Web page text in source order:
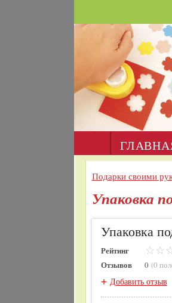
Подарки своими
Упаковка
Упаковка
Рейтинг
Отзывов 0(0
+ Добавить отзыв